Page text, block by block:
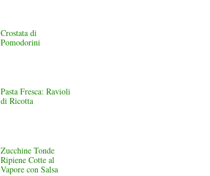
Crostata di
Pomodorini
Pasta Fresca: Ravioli
di Ricotta
Zucchine Tonde
Ripiene Cotte al
Vapore con Salsa